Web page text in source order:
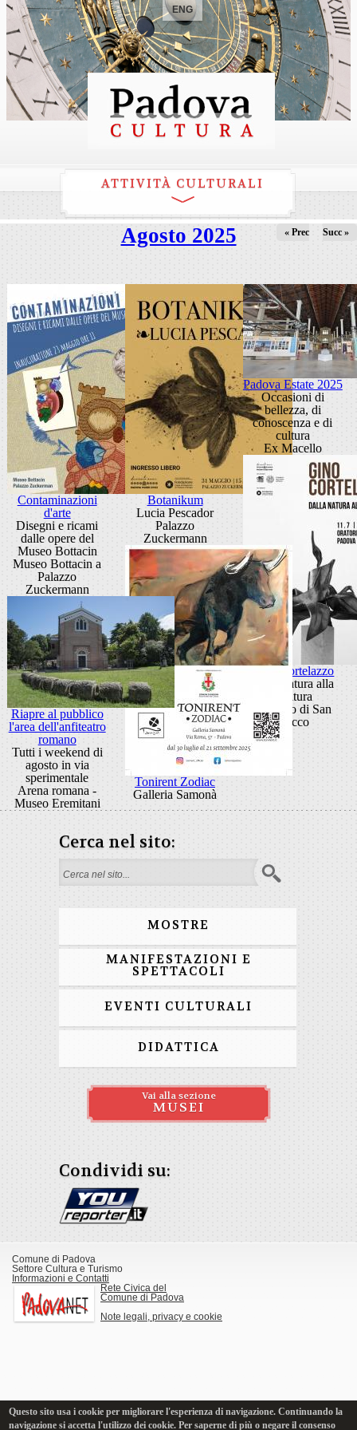
ENG
ATTIVITÀ CULTURALI
Agosto 2025 « Prec Succ »
Contaminazioni
d'arte
Disegni e ricami
dalle opere del
Museo Bottacin
Museo Bottacin a
Palazzo
Zuckermann
Botanikum
Lucia Pescador
Palazzo
Zuckermann
Padova Estate 2025
Occasioni di
bellezza, di
conoscenza e di
cultura
Ex Macello
Gino Cortelazzo
Dalla natura alla
scultura
Oratorio di San
Rocco
Tonirent Zodiac
Galleria Samonà
Riapre al pubblico
l'area dell'anfiteatro
romano
Tutti i weekend di
agosto in via
sperimentale
Arena romana -
Museo Eremitani
Cerca nel sito:
Form di ricerca
MOSTRE
MANIFESTAZIONI E
SPETTACOLI
EVENTI CULTURALI
DIDATTICA
Vai alla sezione
MUSEI
Condividi su:
Comune di Padova
Settore Cultura e Turismo
Informazioni e Contatti
Rete Civica del
Comune di Padova
Note legali, privacy e cookie
Questo sito usa i cookie per migliorare l'esperienza di navigazione. Continuando la
navigazione si accetta l'utilizzo dei cookie. Per saperne di più o negare il consenso